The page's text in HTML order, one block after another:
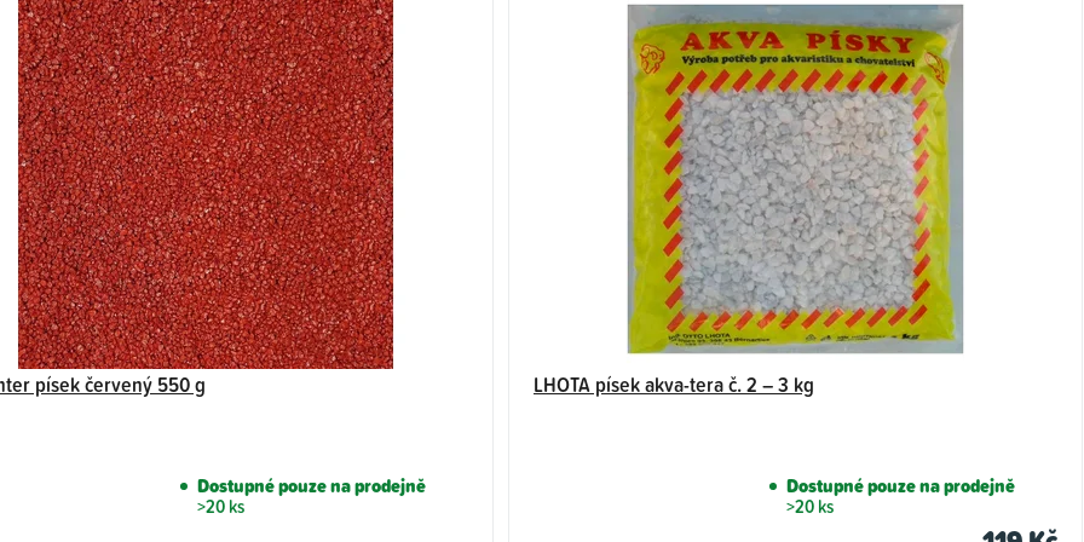
písek červený 550 g
Dostupné pouze na prodejně
>20 ks
LHOTA písek akva-tera č. 2 – 3 kg
Dostupné pouze na prodejně
>20 ks